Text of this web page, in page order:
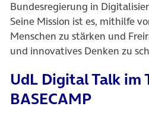
Bundesregierung in
Seine Mission ist es, mithilfe
Menschen zu stärken und
und innovatives Denken zu
UdL Digital Talk im
BASECAMP